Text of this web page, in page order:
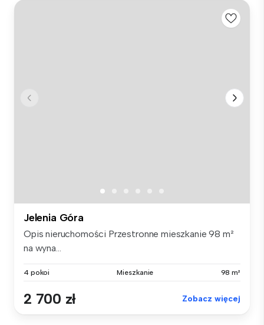
Jelenia Góra
Opis nieruchomości Przestronne mieszkanie 98 m²
na wyna...
4 pokoi Mieszkanie 98 m²
2 700 zł Zobacz więcej